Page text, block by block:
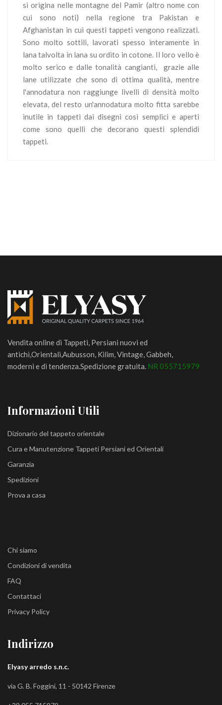
si origina nelle montagne del Pamir (altro nome con
cui sono noti) nella regione tra Pakistan e
Afghanistan in cui questi tappeti vengono realizzati.
Sono molto sottili, lavorati spesso interamente in
lana talvolta in lana su ordito in cotone. Il loro vello è
molto serico e dalle tonalità cangianti, grazie alle
lane utilizzate che sono di ottima qualità, mentre
l'annodatura non raggiunge livelli di densità molto
elevata, del resto un'annodatura molto fitta sarebbe
inutile in tappeti dai disegni così semplici e aperti
come sono quelli che decorano questi splendidi
tappeti.
Vendita online di Tappeti, Persiani nuovi ed
antichi,Orientali,Aubusson, Kilim, Vintage, Gabbeh,
moderni e di tendenza.Spedizione gratuita. NR 055715979
Informazioni Utili
Dizionario del tappeto orientale
Cura e Manutenzione Tappeti Persiani ed Orientali
Garanzia
Spedizioni
Prova a casa
Chi siamo
Condizioni di vendita
FAQ
Contattaci
Privacy Policy
Indirizzo
Elyasy arredo s.n.c.
via G. B. Foggini, 11 - 50142 Firenze